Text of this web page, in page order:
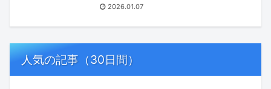
2026.01.07
人気の記事（30日間）